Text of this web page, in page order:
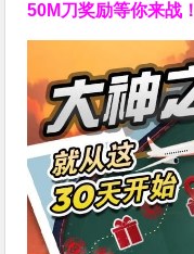
50M刀奖励等你来战！